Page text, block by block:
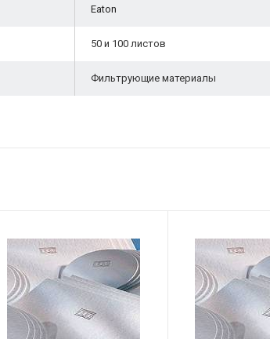
Eaton
50 и 100 листов
Фильтрующие материалы